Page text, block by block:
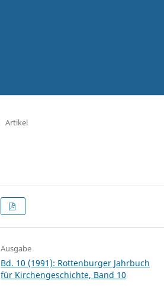
Artikel
Ausgabe
Bd. 10 (1991): Rottenburger Jahrbuch
für Kirchengeschichte, Band 10